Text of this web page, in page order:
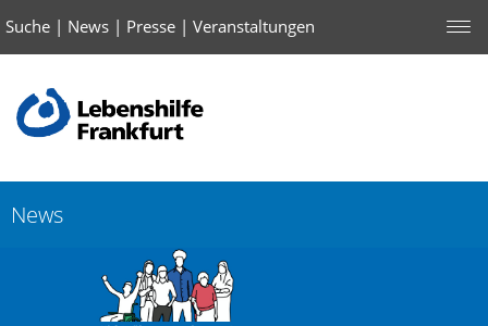
Suche | News | Presse | Veranstaltungen
News